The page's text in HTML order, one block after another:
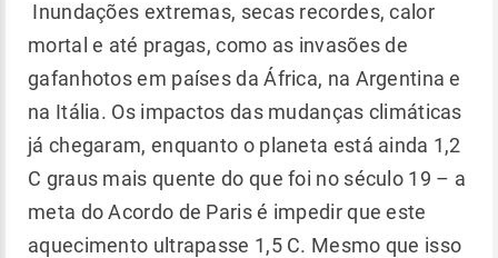
Inundações extremas, secas recordes, calor
mortal e até pragas, como as invasões de
gafanhotos em países da África, na Argentina e
na Itália. Os impactos das mudanças climáticas
já chegaram, enquanto o planeta está ainda 1,2
C graus mais quente do que foi no século 19 – a
meta do Acordo de Paris é impedir que este
aquecimento ultrapasse 1,5 C. Mesmo que isso